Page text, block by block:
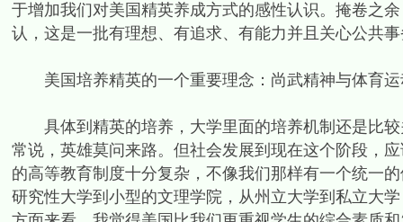
于增加我们对美国精英养成方式的感性认识。掩卷之
认，这是一批有理想、有追求、有能力并且关心公共
美国培养精英的一个重要理念：尚武精神与体育运
具体到精英的培养，大学里面的培养机制还是比较
常说，英雄莫问来路。但社会发展到现在这个阶段，
的高等教育制度十分复杂，不像我们那样有一个统一
研究性大学到小型的文理学院，从州立大学到私立大